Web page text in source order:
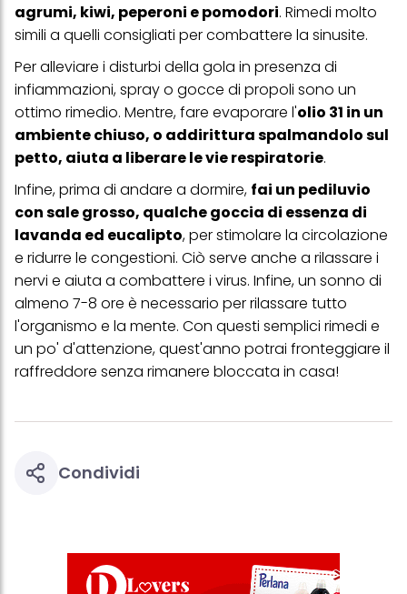
agrumi, kiwi, peperoni e pomodori. Rimedi molto
simili a quelli consigliati per combattere la sinusite.
Per alleviare i disturbi della gola in presenza di
infiammazioni, spray o gocce di propoli sono un
ottimo rimedio. Mentre, fare evaporare l'olio 31 in un
ambiente chiuso, o addirittura spalmandolo sul
petto, aiuta a liberare le vie respiratorie.
Infine, prima di andare a dormire, fai un pediluvio
con sale grosso, qualche goccia di essenza di
lavanda ed eucalipto, per stimolare la circolazione
e ridurre le congestioni. Ciò serve anche a rilassare i
nervi e aiuta a combattere i virus. Infine, un sonno di
almeno 7-8 ore è necessario per rilassare tutto
l'organismo e la mente. Con questi semplici rimedi e
un po' d'attenzione, quest'anno potrai fronteggiare il
raffreddore senza rimanere bloccata in casa!
Condividi
profili per scopi di marketing personalizzato, in particolare per
visualizzare annunci pubblicitari che potrebbero interessarti
(basati, ad esempio, sui tuoi interessi identificati) su questo sito
web e altri media (di terzi) tramite i dispositivi assegnati a te o
alla tua famiglia, nonché per misurare e ottimizzare il successo
delle campagne pubblicitarie.
Puoi trovare maggiori informazioni sul trattamento dei tuoi dati
nella nostra Informativa sulla protezione dei dati collegata nel piè
di pagina (Sezione "Cookie, Pixel, Impronte digitali e tecnologie
simili"). Puoi revocare il tuo consenso in qualsiasi momento con
effetto per il futuro disabilitando i cookie sul nostro sito web nella
sezione "Impostazioni cookie" collegata nel piè di pagina. Per
ulteriori informazioni sui cookie utilizzati su questo sito Web, in
particolare sul loro periodo di conservazione, consultare le
informazioni dettagliate su ciascun cookie disponibili facendo
clic su "modifica" di seguito".
Se fai clic su "Modifica" potrai trovare maggiori informazioni sul
trattamento dei tuoi dati / sull'uso dei cookie e consentirli per uno o
più degli scopi sopra menzionati. Cliccando su "Accetta tutto",
acconsenti all'uso dei cookie e al trattamento dei tuoi dati
personali per tutte le finalità sopra indicate. Se fai clic su "Rifiuta",
verranno utilizzati solo i cookie tecnicamente necessari per fornirti